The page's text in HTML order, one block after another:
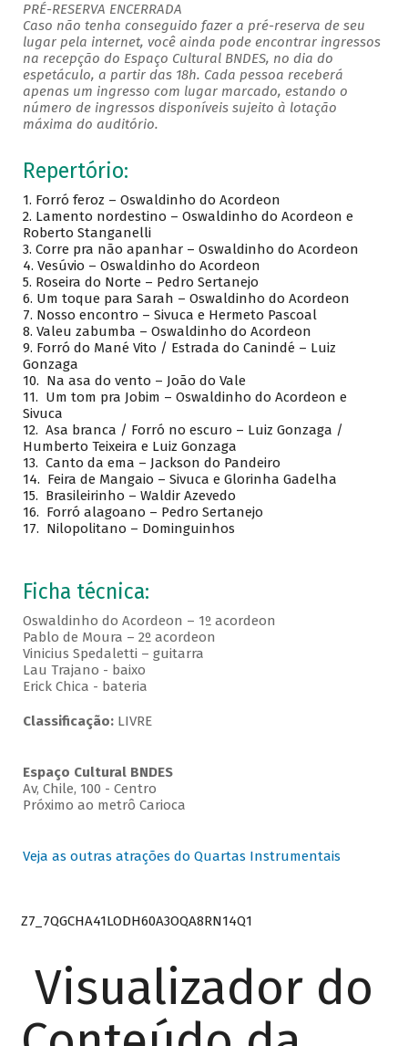
PRÉ-RESERVA ENCERRADA
Caso não tenha conseguido fazer a pré-reserva de seu
lugar pela internet, você ainda pode encontrar ingressos
na recepção do Espaço Cultural BNDES, no dia do
espetáculo, a partir das 18h. Cada pessoa receberá
apenas um ingresso com lugar marcado, estando o
número de ingressos disponíveis sujeito à lotação
máxima do auditório.
Repertório:
1. Forró feroz – Oswaldinho do Acordeon
2. Lamento nordestino – Oswaldinho do Acordeon e
Roberto Stanganelli
3. Corre pra não apanhar – Oswaldinho do Acordeon
4. Vesúvio – Oswaldinho do Acordeon
5. Roseira do Norte – Pedro Sertanejo
6. Um toque para Sarah – Oswaldinho do Acordeon
7. Nosso encontro – Sivuca e Hermeto Pascoal
8. Valeu zabumba – Oswaldinho do Acordeon
9. Forró do Mané Vito / Estrada do Canindé – Luiz
Gonzaga
10. Na asa do vento – João do Vale
11. Um tom pra Jobim – Oswaldinho do Acordeon e
Sivuca
12. Asa branca / Forró no escuro – Luiz Gonzaga /
Humberto Teixeira e Luiz Gonzaga
13. Canto da ema – Jackson do Pandeiro
14. Feira de Mangaio – Sivuca e Glorinha Gadelha
15. Brasileirinho – Waldir Azevedo
16. Forró alagoano – Pedro Sertanejo
17. Nilopolitano – Dominguinhos
Ficha técnica:
Oswaldinho do Acordeon – 1º acordeon
Pablo de Moura – 2º acordeon
Vinicius Spedaletti – guitarra
Lau Trajano - baixo
Erick Chica - bateria
Classificação:LIVRE
Espaço Cultural BNDES
Av, Chile, 100 - Centro
Próximo ao metrô Carioca
Veja as outras atrações do Quartas Instrumentais
Z7_7QGCHA41LODH60A3OQA8RN14Q1
Visualizador do